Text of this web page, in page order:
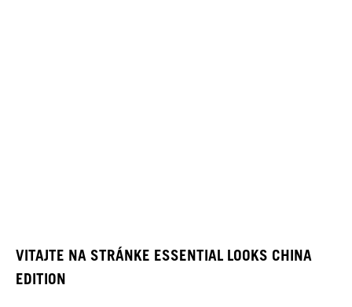
VITAJTE NA STRÁNKE ESSENTIAL LOOKS CHINA
EDITION